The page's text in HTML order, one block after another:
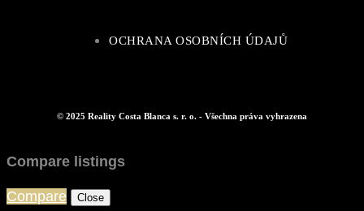
OCHRANA OSOBNÍCH ÚDAJŮ
© 2025 Reality Costa Blanca s. r. o. - Všechna práva vyhrazena
Compare listings
Compare Close